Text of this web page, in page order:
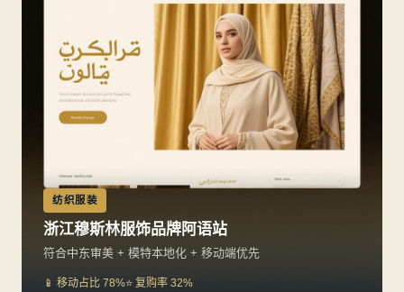
江苏化工企业阿语 B2B 站
多语种产品库 + Yandex 投放，月获 100+ 询盘
🌍 覆盖 12 国 📊 询盘转化 18%
电子电器
深圳消费电子品牌阿语站
迪拜节点 + 阿拉伯语 SEO 优化 + GEO 收录
🚀 加载 1.2s🏆 关键词首页率 87%